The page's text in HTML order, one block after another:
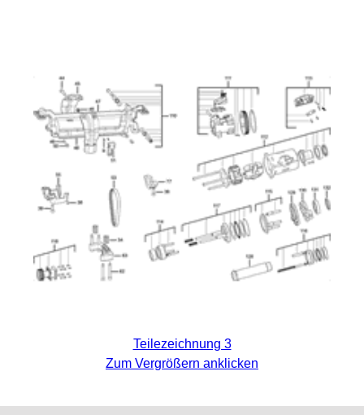
Teilezeichnung 3
Zum Vergrößern anklicken